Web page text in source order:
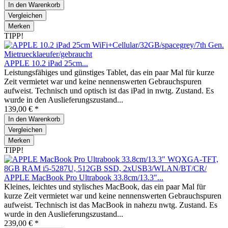
In den Warenkorb
Vergleichen
Merken
TIPP!
APPLE 10.2 iPad 25cm...
Leistungsfähiges und günstiges Tablet, das ein paar Mal für kurze
Zeit vermietet war und keine nennenswerten Gebrauchspuren
aufweist. Technisch und optisch ist das iPad in nwtg. Zustand. Es
wurde in den Auslieferungszustand...
139,00 € *
In den Warenkorb
Vergleichen
Merken
TIPP!
APPLE MacBook Pro Ultrabook 33.8cm/13.3"...
Kleines, leichtes und stylisches MacBook, das ein paar Mal für
kurze Zeit vermietet war und keine nennenswerten Gebrauchspuren
aufweist. Technisch ist das MacBook in nahezu nwtg. Zustand. Es
wurde in den Auslieferungszustand...
239,00 € *